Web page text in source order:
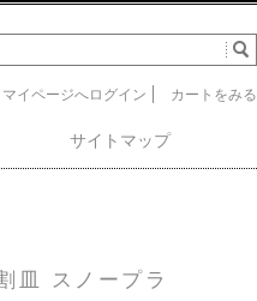
マイページへログイン カートをみる
サイトマップ
皿 スノープラ